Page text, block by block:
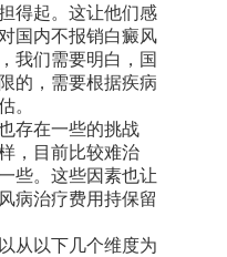
得起。这让他们感
国内不报销白癜风
我们需要明白，国
的，需要根据疾病
。
在一些的挑战
，目前比较难治
些。这些因素也让
病治疗费用持保留
以下几个维度为